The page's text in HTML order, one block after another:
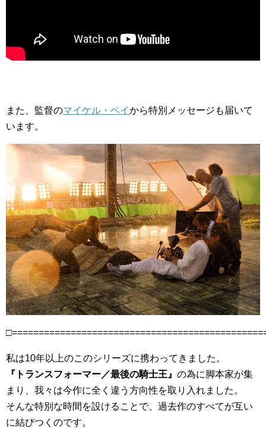
また、監督のマイケル・ベイから特別メッセージも届いて
います。
私は10年以上のこのシリーズに携わってきました。
『トランスフォーマー／最後の騎士王』 の為に脚本家が集
まり、我々は今作に全く違う方向性を取り入れました。
そんな特別な時間を設けることで、過去作のすべてが互い
に結びつくのです。